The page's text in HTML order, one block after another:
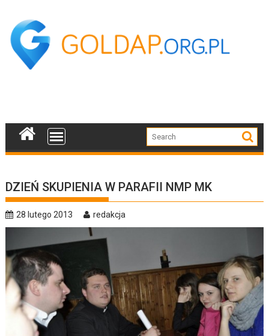
content
DZIEŃ SKUPIENIA W PARAFII NMP MK
28 lutego 2013 redakcja